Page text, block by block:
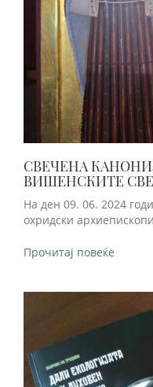
СВЕЧЕНА
ВИШЕНСКИТЕ
На ден 09. 06. 2024
охридски
Прочитај повеќе